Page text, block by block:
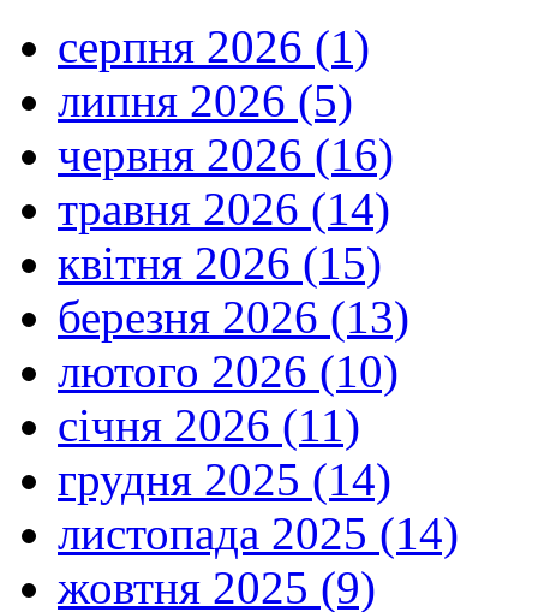
серпня 2026 (1)
липня 2026 (5)
червня 2026 (16)
травня 2026 (14)
квітня 2026 (15)
березня 2026 (13)
лютого 2026 (10)
січня 2026 (11)
грудня 2025 (14)
листопада 2025 (14)
жовтня 2025 (9)